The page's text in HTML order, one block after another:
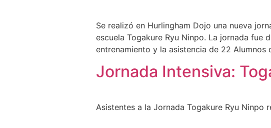
Se realizó en Hurlingham Dojo una nueva
escuela Togakure Ryu Ninpo. La jornada fue
entrenamiento y la asistencia de 22
Jornada Intensiva:
Asistentes a la Jornada Togakure Ryu Ninpo